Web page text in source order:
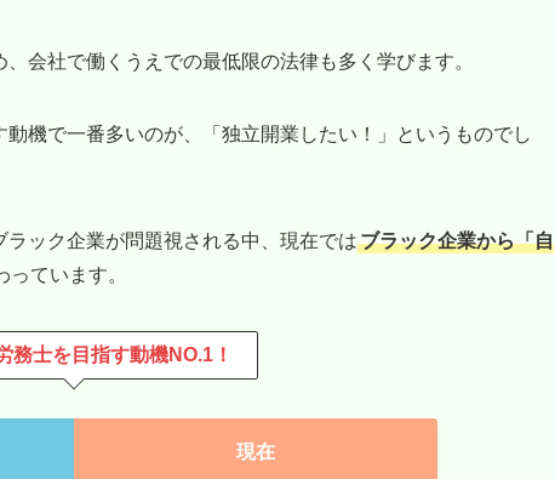
会社で働くうえでの最低限の法律も多く学びます。
機で一番多いのが、「独立開業したい！」というものでし
ック企業が問題視される中、現在ではブラック企業から「自
っています。
務士を目指す動機NO.1！
現在